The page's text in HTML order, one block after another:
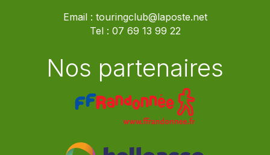
Email : touringclub@laposte.net
Tel : 07 69 13 99 22
Nos partenaires